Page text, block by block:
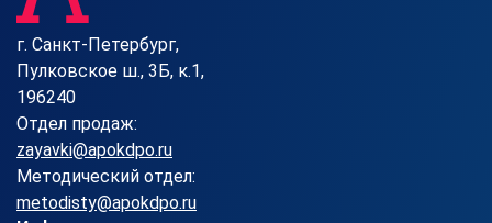
г. Санкт-Петербург,
Пулковское ш., 3Б, к.1,
196240
Отдел продаж:
zayavki@apokdpo.ru
Методический отдел:
metodisty@apokdpo.ru